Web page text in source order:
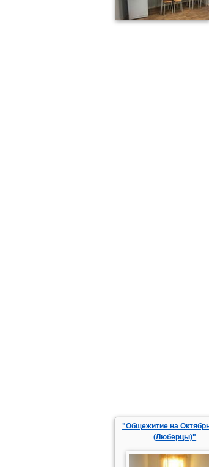
"Общежитие на
(Люберцы)"